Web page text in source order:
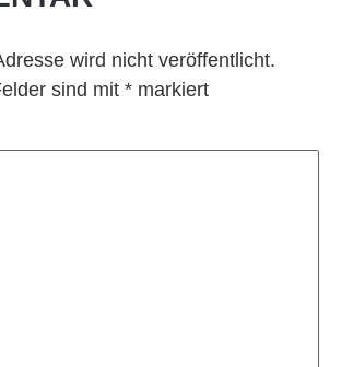
wird nicht veröffentlicht.
sind mit * markiert